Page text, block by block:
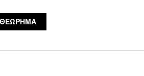
ΘΕΩΡΗΜΑ